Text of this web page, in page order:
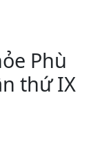
Phù
thứ IX